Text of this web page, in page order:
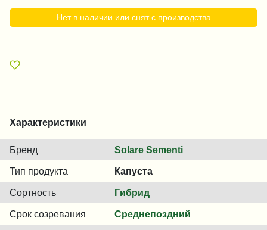
Нет в наличии или снят с производства
Характеристики
Бренд Solare Sementi
Тип продукта Капуста
Сортность Гибрид
Срок созревания Среднепоздний